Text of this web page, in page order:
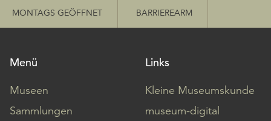
MONTAGS GEÖFFNET BARRIEREARM
Menü
Museen
Sammlungen
Links
Kleine Museumskunde
museum-digital